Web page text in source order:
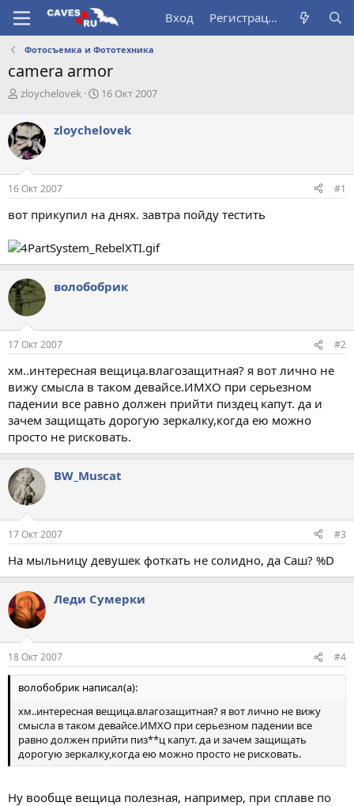
Вход Регистрация
Фотосъемка и Фототехника
camera аrmor
А
т
о
р
т
е
м
zloychelovek
Д
а
ч
а
16 Окт 2007
zloychelovek
16 Окт 2007 #1
вот прикупил на днях. завтра пойду тестить
волобобрик
17 Окт 2007 #2
хм..интересная вещица.влагозащитная? я вот лично не
вижу смысла в таком девайсе.ИМХО при серьезном
падении все равно должен прийти пиздец капут. да и
зачем защищать дорогую зеркалку,когда ею можно
просто не рисковать.
BW_Muscat
17 Окт 2007 #3
На мыльницу девушек фоткать не солидно, да Саш? %D
Леди Сумерки
18 Окт 2007 #4
волобобрик написал(а):
хм..интересная вещица.влагозащитная? я вот лично не вижу
смысла в таком девайсе.ИМХО при серьезном падении все
равно должен прийти пиз**ц капут. да и зачем защищать
дорогую зеркалку,когда ею можно просто не рисковать.
Ну вообще вещица полезная, например, при сплаве по